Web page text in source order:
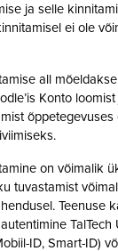
ja selle
ei ole
all
Konto loomist
õppetegevuses
on võimalik
tuvastamist
Teenuse
TalTech
ID, Smart-ID)